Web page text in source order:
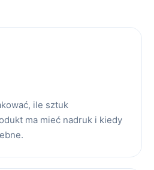
ile sztuk
ma mieć nadruk i kiedy